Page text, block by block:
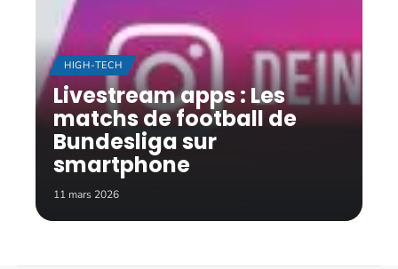
HIGH-TECH
Livestream apps : Les
matchs de football de
Bundesliga sur
smartphone
11 mars 2026